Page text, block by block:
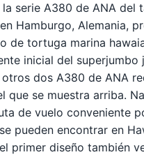
serie A380 de ANA del
Hamburgo, Alemania,
de tortuga marina
inicial del superjumbo
dos A380 de ANA
que se muestra arriba.
de vuelo conveniente
pueden encontrar en
primer diseño también